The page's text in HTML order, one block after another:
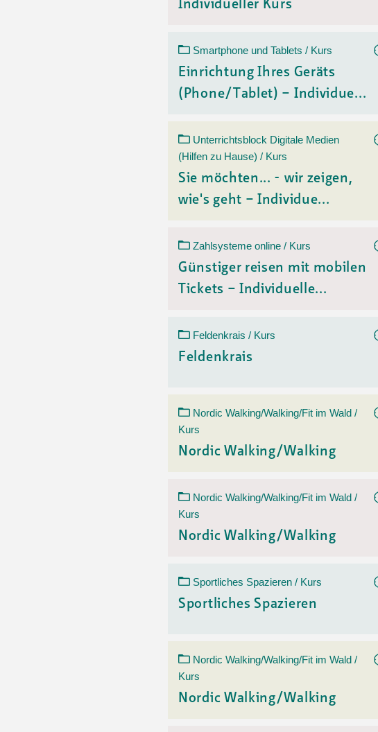
Individueller Kurs
Smartphone und Tablets / Kurs
Einrichtung Ihres Geräts
(Phone/Tablet) – Individue...
Unterrichtsblock Digitale Medien
(Hilfen zu Hause) / Kurs
Sie möchten... - wir zeigen,
wie's geht – Individue...
Zahlsysteme online / Kurs
Günstiger reisen mit mobilen
Tickets – Individuelle...
Feldenkrais / Kurs
Feldenkrais
Nordic Walking/Walking/Fit im Wald /
Kurs
Nordic Walking/Walking
Nordic Walking/Walking/Fit im Wald /
Kurs
Nordic Walking/Walking
Sportliches Spazieren / Kurs
Sportliches Spazieren
Nordic Walking/Walking/Fit im Wald /
Kurs
Nordic Walking/Walking